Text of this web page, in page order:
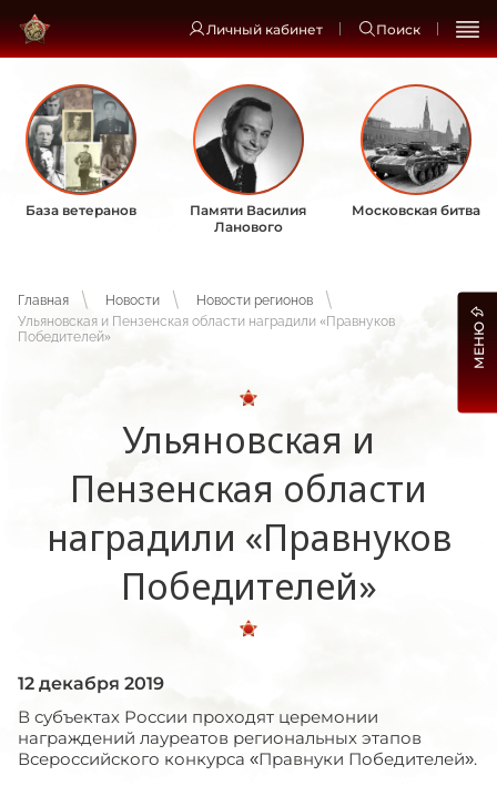
Личный кабинет Поиск
База ветеранов
Памяти Василия
Ланового
Московская битва
Главная Новости
Новости регионов
Ульяновская и Пензенская области наградили «Правнуков
Победителей»
Ульяновская и
Пензенская области
наградили «Правнуков
Победителей»
12 декабря 2019
В субъектах России проходят церемонии
награждений лауреатов региональных этапов
Всероссийского конкурса «Правнуки Победителей».
МЕНЮ